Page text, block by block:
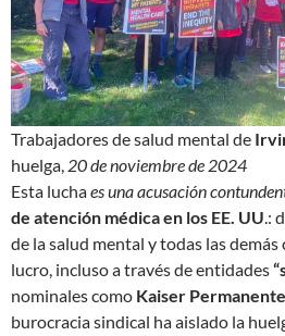
Trabajadores de salud mental de
huelga, 20 de noviembre de 2024
Esta luchaes una acusación
de atención médica en los EE. UU.:
de la salud mental y todas las demás
lucro, incluso a través de entidades
nominales como Kaiser
burocracia sindical ha aislado la